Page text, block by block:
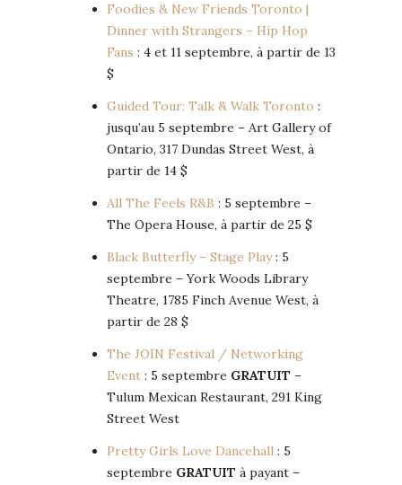
Foodies & New Friends Toronto |
Dinner with Strangers – Hip Hop
Fans : 4 et 11 septembre, à partir de 13
$
Guided Tour: Talk & Walk Toronto :
jusqu’au 5 septembre – Art Gallery of
Ontario, 317 Dundas Street West, à
partir de 14 $
All The Feels R&B : 5 septembre –
The Opera House, à partir de 25 $
Black Butterfly – Stage Play: 5
septembre – York Woods Library
Theatre, 1785 Finch Avenue West, à
partir de 28 $
The JOIN Festival / Networking
Event : 5 septembre GRATUIT –
Tulum Mexican Restaurant, 291 King
Street West
Pretty Girls Love Dancehall : 5
septembre GRATUIT à payant –